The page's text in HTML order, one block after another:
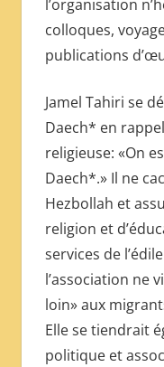
l’organisation
colloques,
publications
Jamel Tahiri se
Daech* en
religieuse: «On
Daech*.» Il ne
Hezbollah et
religion et
services de
l’association ne
loin» aux
Elle se tiendrait
politique et